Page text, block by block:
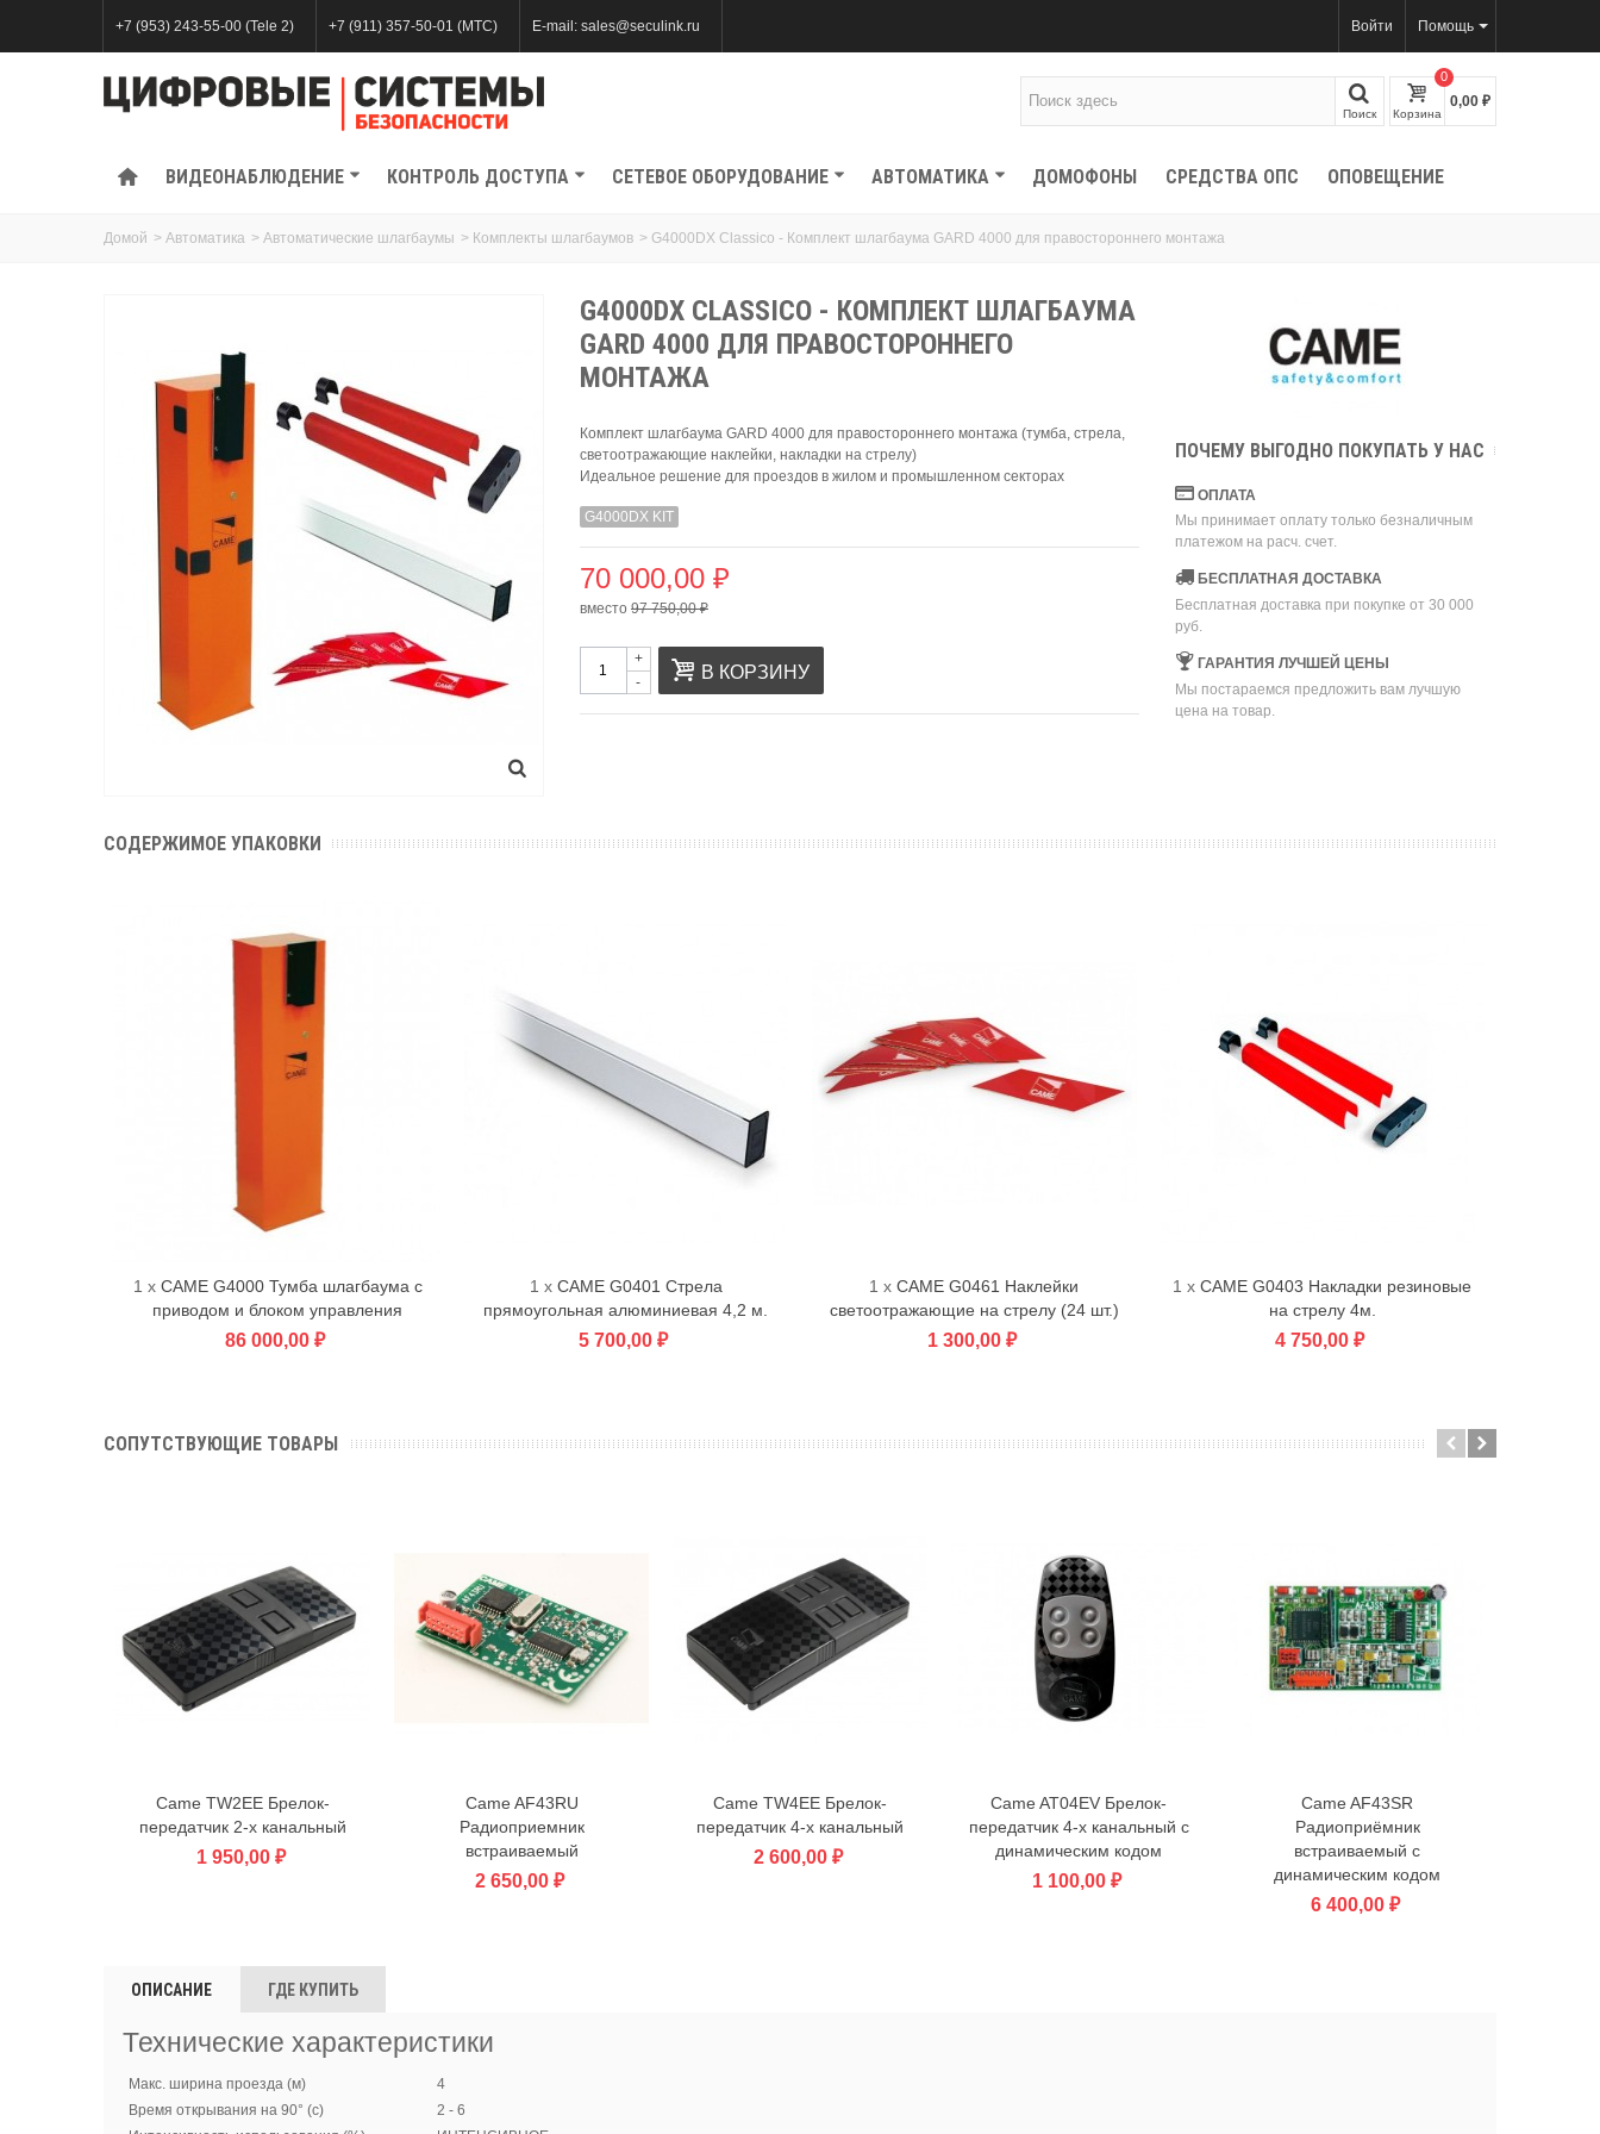
Помощь
+7 (953) 243-55-00 (Tele 2) +7 (911) 357-50-01 (МТС) E-mail: sales@seculink.ru Войти
Поиск Корзина
0
0,00 ₽
ВИДЕОНАБЛЮДЕНИЕ КОНТРОЛЬ ДОСТУПА СЕТЕВОЕ ОБОРУДОВАНИЕ АВТОМАТИКА ДОМОФОНЫ СРЕДСТВА ОПС ОПОВЕЩЕНИЕ
Домой > Автоматика > Автоматические шлагбаумы > Комплекты шлагбаумов > G4000DX Classico - Комплект шлагбаума GARD 4000 для правостороннего монтажа
G4000DX CLASSICO - КОМПЛЕКТ ШЛАГБАУМА
GARD 4000 ДЛЯ ПРАВОСТОРОННЕГО
МОНТАЖА
Комплект шлагбаума GARD 4000 для правостороннего монтажа (тумба, стрела,
светоотражающие наклейки, накладки на стрелу)
Идеальное решение для проездов в жилом и промышленном секторах
G4000DX KIT
70 000,00 ₽
вместо 97 750,00 ₽
-
+
В КОРЗИНУ
ПОЧЕМУ ВЫГОДНО ПОКУПАТЬ У НАС
ОПЛАТА
Мы принимает оплату только безналичным
платежом на расч. счет.
БЕСПЛАТНАЯ ДОСТАВКА
Бесплатная доставка при покупке от 30 000
руб.
ГАРАНТИЯ ЛУЧШЕЙ ЦЕНЫ
Мы постараемся предложить вам лучшую
цена на товар.
СОДЕРЖИМОЕ УПАКОВКИ
В корзину
1 x CAME G4000 Тумба шлагбаума с
приводом и блоком управления
86 000,00 ₽
В корзину
1 x CAME G0401 Стрела
прямоугольная алюминиевая 4,2 м.
5 700,00 ₽
В корзину
1 xCAME G0461 Наклейки
светоотражающие на стрелу (24 шт.)
1 300,00 ₽
В корзину
1 xCAME G0403 Накладки резиновые
на стрелу 4м.
4 750,00 ₽
СОПУТСТВУЮЩИЕ ТОВАРЫ
В корзину
Came TW2EE Брелок-
передатчик 2-х канальный
1 950,00 ₽
В корзину
Came AF43RU
Радиоприемник
встраиваемый
2 650,00 ₽
В корзину
Came TW4EE Брелок-
передатчик 4-х канальный
2 600,00 ₽
В корзину
Came AT04EV Брелок-
передатчик 4-х канальный с
динамическим кодом
1 100,00 ₽
В корзину
Came AF43SR
Радиоприёмник
встраиваемый с
динамическим кодом
6 400,00 ₽
ОПИСАНИЕ ГДЕ КУПИТЬ
Технические характеристики
Макс. ширина проезда (м)
4
Время открывания на 90° (с)
2 - 6